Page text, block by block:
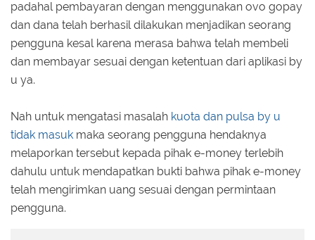
padahal pembayaran dengan menggunakan ovo gopay
dan dana telah berhasil dilakukan menjadikan seorang
pengguna kesal karena merasa bahwa telah membeli
dan membayar sesuai dengan ketentuan dari aplikasi by
u ya.
Nah untuk mengatasi masalah kuota dan pulsa by u
tidak masuk maka seorang pengguna hendaknya
melaporkan tersebut kepada pihak e-money terlebih
dahulu untuk mendapatkan bukti bahwa pihak e-money
telah mengirimkan uang sesuai dengan permintaan
pengguna.